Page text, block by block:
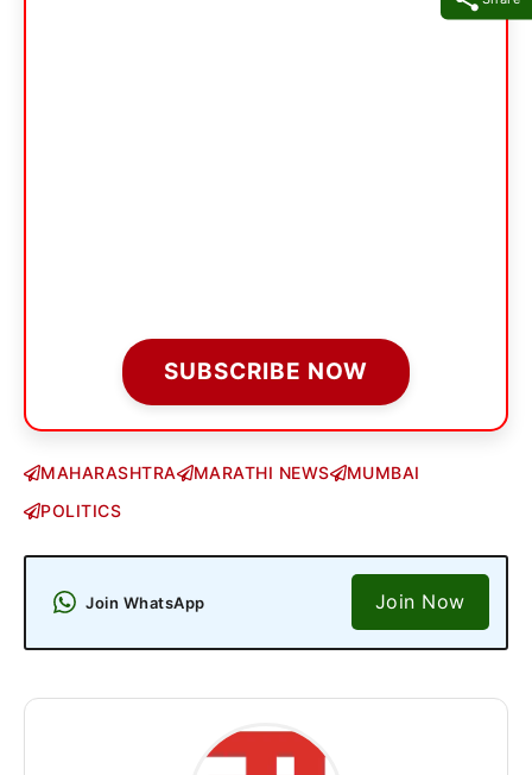
SUBSCRIBE NOW
MAHARASHTRA MARATHI NEWS
MUMBAI
POLITICS
Join WhatsApp Join Now